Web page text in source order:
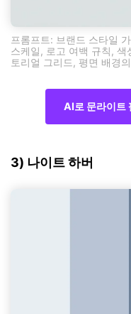
프롬프트: 브랜드 스타일
스케일, 로고 여백 규칙,
토리얼 그리드, 평면 배경
AI로 문라이트
3) 나이트 하버